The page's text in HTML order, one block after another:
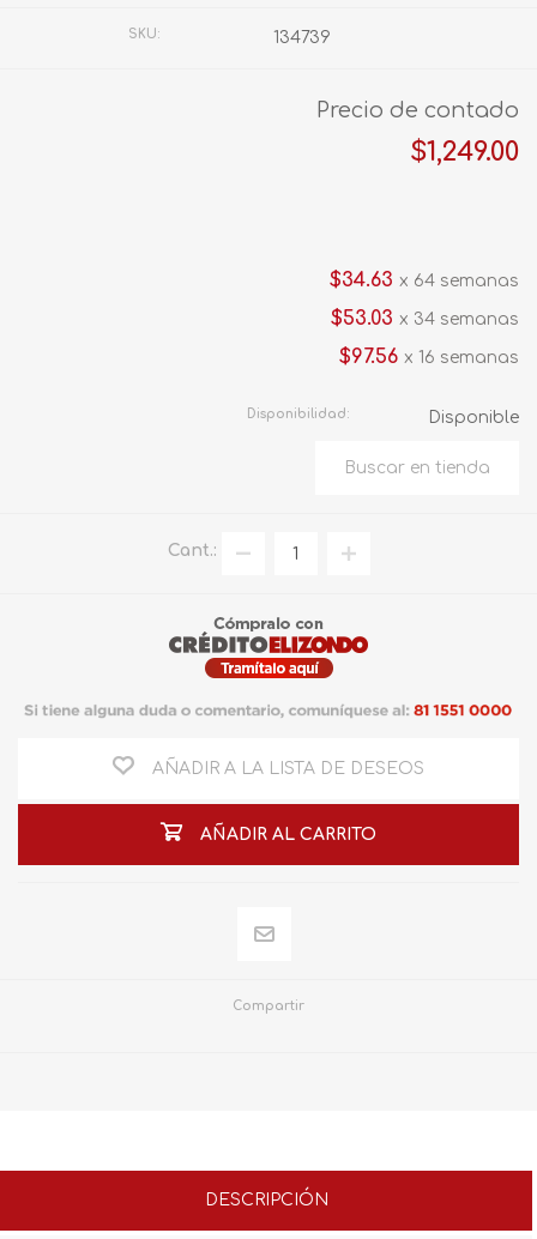
SKU: 134739
Precio de contado
$1,249.00
$34.63 x 64 semanas
$53.03 x 34 semanas
$97.56 x 16 semanas
Disponibilidad: Disponible
Cant.:
AÑADIR A LA LISTA DE DESEOS
AÑADIR AL CARRITO
Compartir
DESCRIPCIÓN